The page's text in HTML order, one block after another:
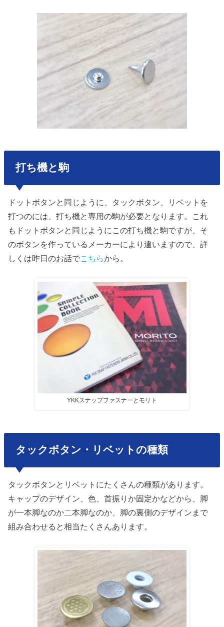
打ち機と駒
ドットボタンと同じように、タックボタン、リベットを
打つのには、打ち機と専用の駒が必要となります。これ
もドットボタンと同じようにこの打ち機と駒ですが、そ
のボタンを作っているメーカーにより違いますので、詳
しくは昨日のお話でこちらから。
YKKスナップファスナーとモリト
タックボタン・リベットの種類
タックボタンとリベットにたくさんの種類があります。
キャップのデザイン、色、首振りか固定かなどから、脚
が一本脚なのか二本脚なのか、脚の裏側のデザインまで
組み合わせると相当たくさんあります。